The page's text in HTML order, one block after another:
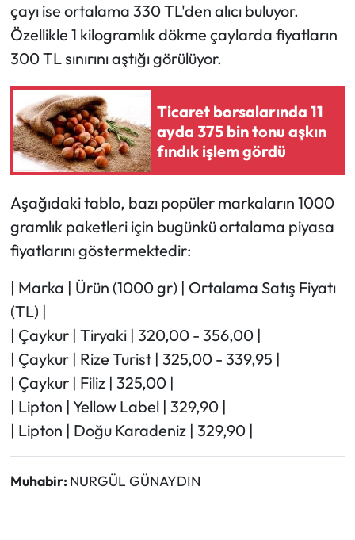
çayı ise ortalama 330 TL'den alıcı buluyor.
Özellikle 1 kilogramlık dökme çaylarda fiyatların
300 TL sınırını aştığı görülüyor.
Ticaret borsalarında 11
ayda 375 bin tonu aşkın
fındık işlem gördü
Aşağıdaki tablo, bazı popüler markaların 1000
gramlık paketleri için bugünkü ortalama piyasa
fiyatlarını göstermektedir:
| Marka | Ürün (1000 gr) | Ortalama Satış Fiyatı
(TL) |
| Çaykur | Tiryaki | 320,00 - 356,00 |
| Çaykur | Rize Turist | 325,00 - 339,95 |
| Çaykur | Filiz | 325,00 |
| Lipton | Yellow Label | 329,90 |
| Lipton | Doğu Karadeniz | 329,90 |
Muhabir: NURGÜL GÜNAYDIN